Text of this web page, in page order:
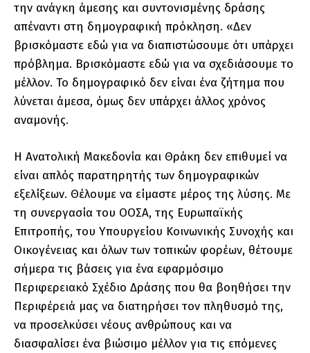
την ανάγκη άμεσης και συντονισμένης δράσης
απέναντι στη δημογραφική πρόκληση. «Δεν
βρισκόμαστε εδώ για να διαπιστώσουμε ότι υπάρχει
πρόβλημα. Βρισκόμαστε εδώ για να σχεδιάσουμε το
μέλλον. Το δημογραφικό δεν είναι ένα ζήτημα που
λύνεται άμεσα, όμως δεν υπάρχει άλλος χρόνος
αναμονής.
Η Ανατολική Μακεδονία και Θράκη δεν επιθυμεί να
είναι απλός παρατηρητής των δημογραφικών
εξελίξεων. Θέλουμε να είμαστε μέρος της λύσης. Με
τη συνεργασία του ΟΟΣΑ, της Ευρωπαϊκής
Επιτροπής, του Υπουργείου Κοινωνικής Συνοχής και
Οικογένειας και όλων των τοπικών φορέων, θέτουμε
σήμερα τις βάσεις για ένα εφαρμόσιμο
Περιφερειακό Σχέδιο Δράσης που θα βοηθήσει την
Περιφέρειά μας να διατηρήσει τον πληθυσμό της,
να προσελκύσει νέους ανθρώπους και να
διασφαλίσει ένα βιώσιμο μέλλον για τις επόμενες